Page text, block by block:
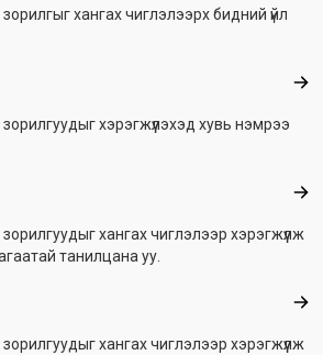
хангах чиглэлээрх бидний үйл
хэрэгжүүлэхэд хувь нэмрээ
хангах чиглэлээр хэрэгжүүлж
танилцана уу.
хангах чиглэлээр хэрэгжүүлж